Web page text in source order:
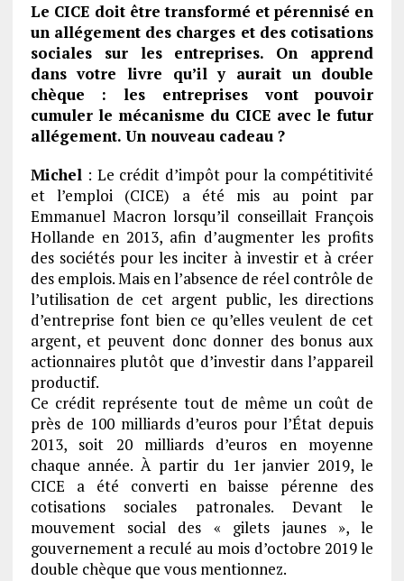
Le CICE doit être transformé et pérennisé en
un allégement des charges et des cotisations
sociales sur les entreprises. On apprend
dans votre livre qu’il y aurait un double
chèque : les entreprises vont pouvoir
cumuler le mécanisme du CICE avec le futur
allégement. Un nouveau cadeau ?
Michel : Le crédit d’impôt pour la compétitivité
et l’emploi (CICE) a été mis au point par
Emmanuel Macron lorsqu’il conseillait François
Hollande en 2013, afin d’augmenter les profits
des sociétés pour les inciter à investir et à créer
des emplois. Mais en l’absence de réel contrôle de
l’utilisation de cet argent public, les directions
d’entreprise font bien ce qu’elles veulent de cet
argent, et peuvent donc donner des bonus aux
actionnaires plutôt que d’investir dans l’appareil
productif.
Ce crédit représente tout de même un coût de
près de 100 milliards d’euros pour l’État depuis
2013, soit 20 milliards d’euros en moyenne
chaque année. À partir du 1er janvier 2019, le
CICE a été converti en baisse pérenne des
cotisations sociales patronales. Devant le
mouvement social des « gilets jaunes », le
gouvernement a reculé au mois d’octobre 2019 le
double chèque que vous mentionnez.